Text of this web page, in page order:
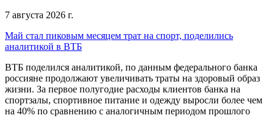
7 августа 2026 г.
Май стал пиковым месяцем трат на спорт, поделились
аналитикой в ВТБ
ВТБ поделился аналитикой, по данным федерального банка
россияне продолжают увеличивать траты на здоровый образ
жизни. За первое полугодие расходы клиентов банка на
спортзалы, спортивное питание и одежду выросли более чем
на 40% по сравнению с аналогичным периодом прошлого